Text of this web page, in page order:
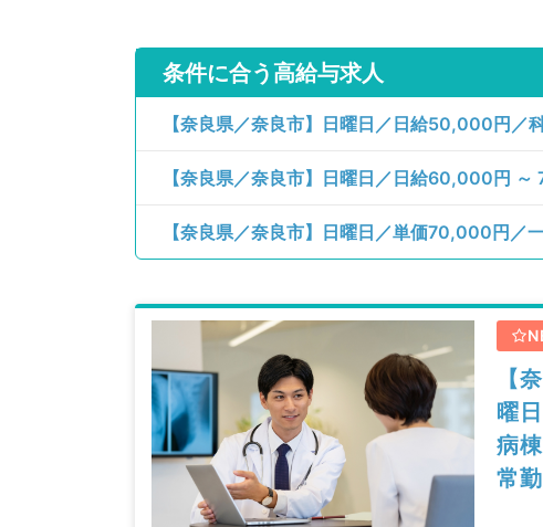
条件に合う高給与求人
【奈良県／奈良市】日曜日／日給50,000円／
【奈良県／奈良市】日曜日／日給60,000円
【奈良県／奈良市】日曜日／単価70,000円／
【
曜
病
常勤